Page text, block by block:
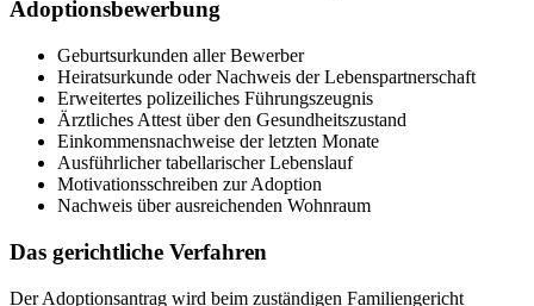
Adoptionsbewerbung
Geburtsurkunden aller Bewerber
Heiratsurkunde oder Nachweis der Lebenspartnerschaft
Erweitertes polizeiliches Führungszeugnis
Ärztliches Attest über den Gesundheitszustand
Einkommensnachweise der letzten Monate
Ausführlicher tabellarischer Lebenslauf
Motivationsschreiben zur Adoption
Nachweis über ausreichenden Wohnraum
Das gerichtliche Verfahren
Der Adoptionsantrag wird beim zuständigen Familiengericht